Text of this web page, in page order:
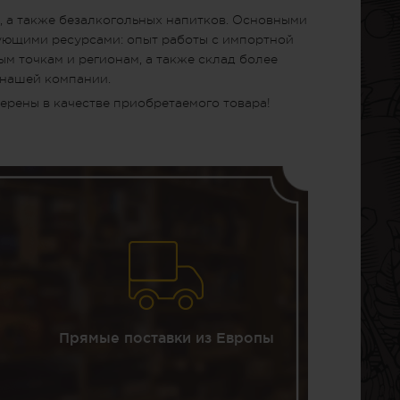
также безалкогольных напитков. Основными
ресурсами: опыт работы с импортной
точкам и регионам, а также склад более
компании.
в качестве приобретаемого товара!
Прямые поставки из Европы